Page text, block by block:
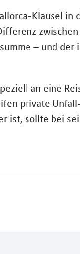
Klausel in
– und der
an eine
private
ist, sollte bei